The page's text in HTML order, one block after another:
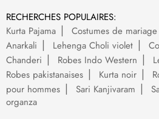
RECHERCHES POPULAIRES:
Kurta Pajama
Costumes de
Anarkali
Lehenga Choli violet
Chanderi
Robes Indo Western
Robes pakistanaises
Kurta noir
pour hommes
Sari Kanjivaram
organza